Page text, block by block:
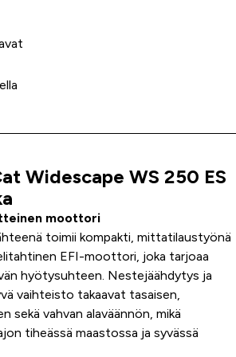
Widescape WS 250 ES
moottori
toimii kompakti, mittatilaustyönä
EFI-moottori, joka tarjoaa
hyötysuhteen. Nestejäähdytys ja
vaihteisto takaavat tasaisen,
sekä vahvan alaväännön, mikä
tiheässä maastossa ja syvässä